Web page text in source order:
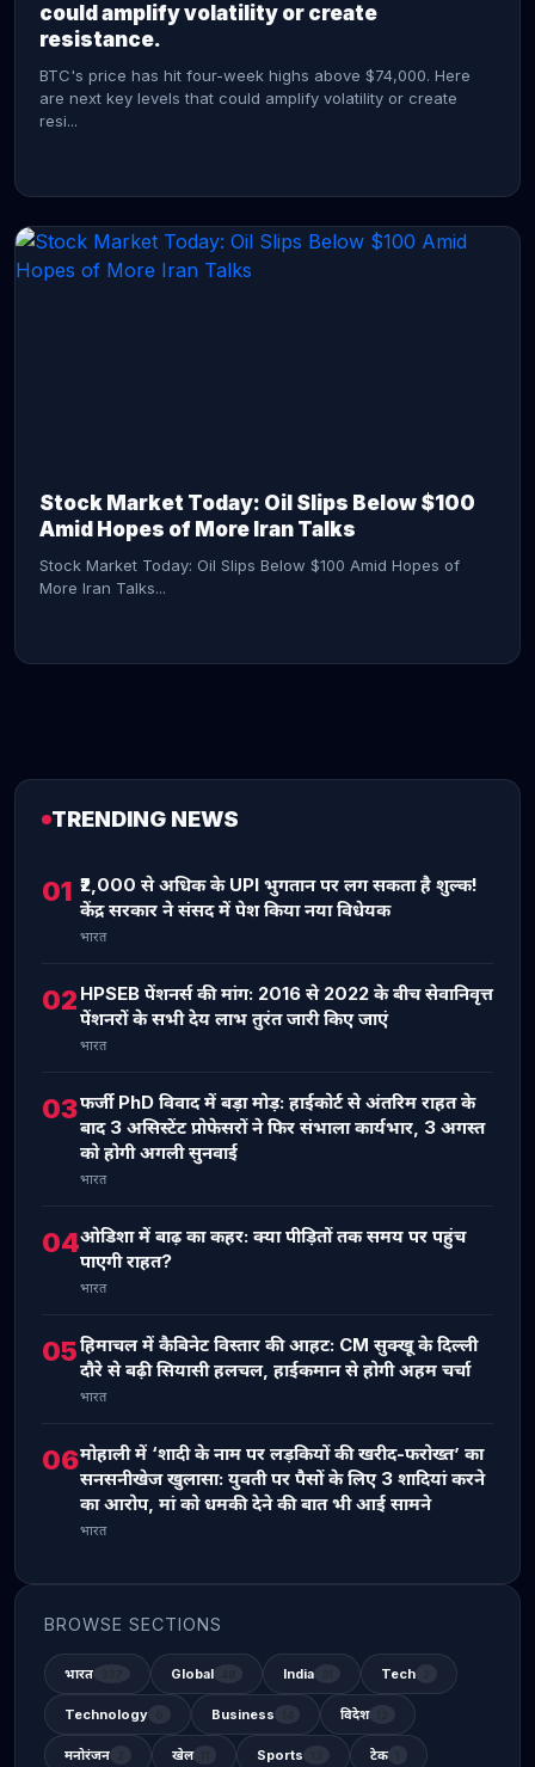
could amplify volatility or create
resistance.
BTC's price has hit four-week highs above $74,000. Here
are next key levels that could amplify volatility or create
resi...
Stock Market Today: Oil Slips Below $100
Amid Hopes of More Iran Talks
Stock Market Today: Oil Slips Below $100 Amid Hopes of
More Iran Talks...
TRENDING NEWS
01 ₹2,000 से अधिक के UPI भुगतान पर लग सकता है शुल्क!
केंद्र सरकार ने संसद में पेश किया नया विधेयक
भारत
02 HPSEB पेंशनर्स की मांग: 2016 से 2022 के बीच सेवानिवृत्त
पेंशनरों के सभी देय लाभ तुरंत जारी किए जाएं
भारत
03फर्जी PhD विवाद में बड़ा मोड़: हाईकोर्ट से अंतरिम राहत के
बाद 3 असिस्टेंट प्रोफेसरों ने फिर संभाला कार्यभार, 3 अगस्त
को होगी अगली सुनवाई
भारत
04ओडिशा में बाढ़ का कहर: क्या पीड़ितों तक समय पर पहुंच
पाएगी राहत?
भारत
05हिमाचल में कैबिनेट विस्तार की आहट: CM सुक्खू के दिल्ली
दौरे से बढ़ी सियासी हलचल, हाईकमान से होगी अहम चर्चा
भारत
06मोहाली में ‘शादी के नाम पर लड़कियों की खरीद-फरोख्त’ का
सनसनीखेज खुलासा: युवती पर पैसों के लिए 3 शादियां करने
का आरोप, मां को धमकी देने की बात भी आई सामने
भारत
BROWSE SECTIONS
भारत Global India Tech
Technology Business विदेश
मनोरंजन खेल Sports टेक